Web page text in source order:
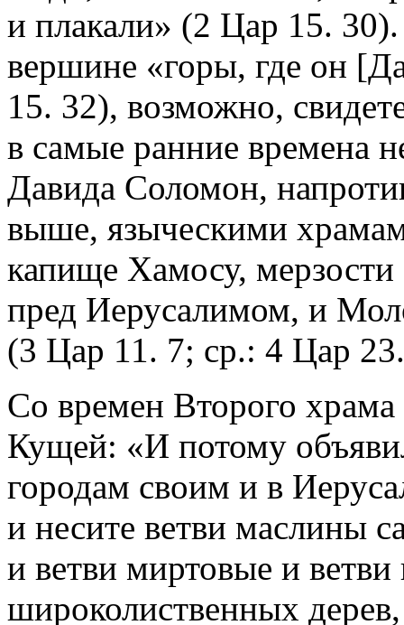
и плакали» (2 Цар 15.
вершине «горы, где он
15. 32), возможно,
в самые ранние времена
Давида Соломон,
выше, языческими
капище Хамосу, мерзости
пред Иерусалимом, и
(3 Цар 11. 7; ср.: 4 Цар
Со времен Второго храма
Кущей: «И потому
городам своим и в
и несите ветви маслины
и ветви миртовые и
широколиственных